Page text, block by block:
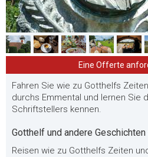
Eine Offerte
Fahren Sie wie zu Gotthelfs
durchs Emmental und lernen Sie
Schriftstellers kennen.
Gotthelf und andere
Reisen wie zu Gotthelfs Zeiten